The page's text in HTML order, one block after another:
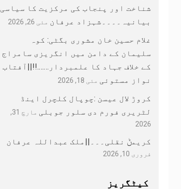
شناخت اور پنجاب کی مرکزیت کا سیاسی
بیانیہ۔۔۔۔شہزاد عرفان مئی 26, 2026
غلام حسین خان مشوری بگٹی: کوہ
سلیمان کے دامن میں انگریزی سامراج
کے خلاف جہاد کا علمبردار…….!!||آفتاب
نواز مستوئی مئی 18, 2026
کروڑ لال عیسن :چوپال کلچرل اینڈ
لٹریری فورم دی سلور جوبلی
مارچ 31,
2026
کریمݨ نقلی۔۔۔||ملک عبداللہ عرفان
فروری 10, 2026
کیٹگریز